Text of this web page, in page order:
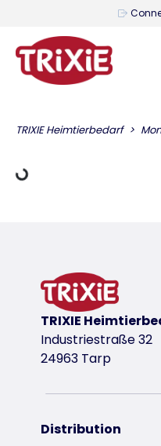
TRIXIE Heimtierbedarf
charger des données
TRIXIE
Industriestraße 32
24963 Tarp
Distribution